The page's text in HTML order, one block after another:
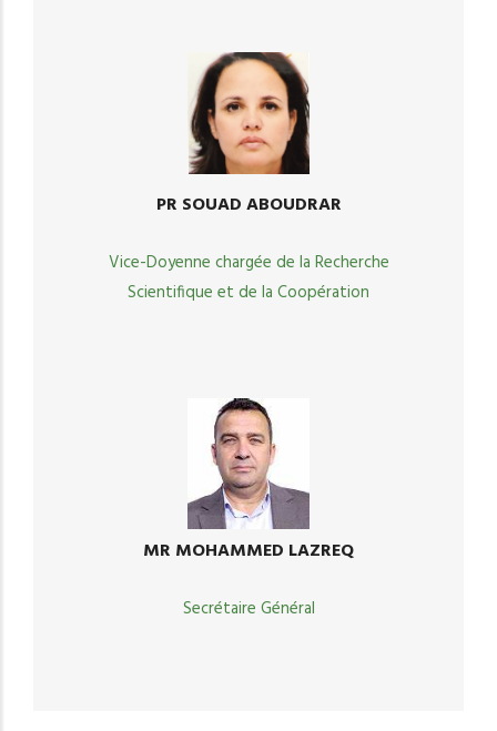
PR SOUAD ABOUDRAR
Vice-Doyenne chargée de la Recherche
Scientifique et de la Coopération
MR MOHAMMED LAZREQ
Secrétaire Général